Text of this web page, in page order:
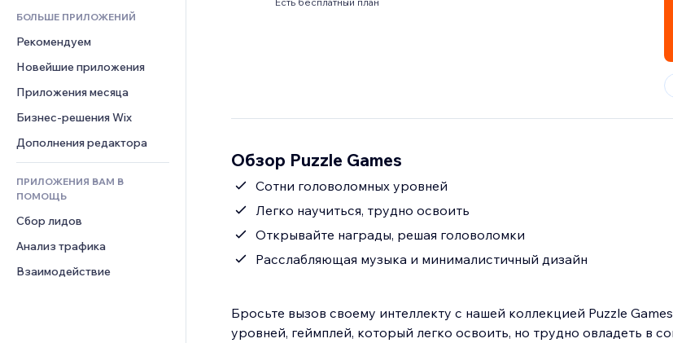
Списки сайтов
Эл. почта
Бухгалтерский учет
Купоны и лояльность
Складские услуги
Еда и напитки
Онлайн-запись
Фотография
Видео
PDF
Обмен файлами
Новости
безопасность
Часы
Баннеры и значки
Калькуляторы
Погода
Графики и таблицы
Опросы
Чат
Комментарии
Телефон
Сообщество
Отзывы и комментарии
Управление отношениями с
клиентом (CRM)
БОЛЬШЕ ПРИЛОЖЕНИЙ
Рекомендуем
Новейшие приложения
Приложения месяца
Бизнес-решения Wix
Дополнения редактора
ПРИЛОЖЕНИЯ ВАМ В
ПОМОЩЬ
Сбор лидов
Анализ трафика
Взаимодействие
Обзор Puzzle Games
Сотни головоломных уровней
Легко научиться, трудно освоить
Открывайте награды, решая головоломки
Расслабляющая музыка и минималистичный дизайн
Бросьте вызов своему интеллекту с нашей коллекцией Puzzle
уровней, геймплей, который легко освоить, но трудно овладеть в